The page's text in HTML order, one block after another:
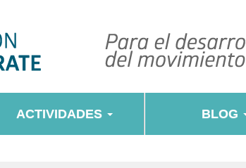
ACTIVIDADES BLOG